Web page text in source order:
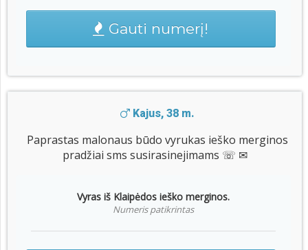
Gauti numerį!
Kajus, 38 m.
Paprastas malonaus būdo vyrukas ieško merginos
pradžiai sms susirasinejimams ☏ ✉
Vyras iš Klaipėdos ieško merginos.
Numeris patikrintas